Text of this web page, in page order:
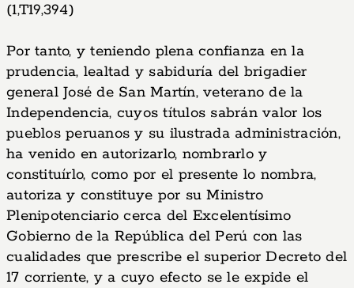
(1,T19,394)
Por tanto, y teniendo plena confianza en la
prudencia, lealtad y sabiduría del brigadier
general José de San Martín, veterano de la
Independencia, cuyos títulos sabrán valor los
pueblos peruanos y su ilustrada administración,
ha venido en autorizarlo, nombrarlo y
constituírlo, como por el presente lo nombra,
autoriza y constituye por su Ministro
Plenipotenciario cerca del Excelentísimo
Gobierno de la República del Perú con las
cualidades que prescribe el superior Decreto del
17 corriente, y a cuyo efecto se le expide el